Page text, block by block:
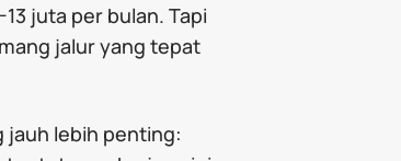
juta per bulan. Tapi
jalur yang tepat
jauh lebih penting: